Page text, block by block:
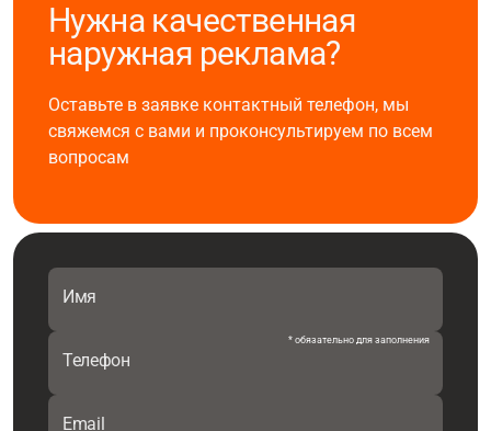
Нужна качественная
наружная реклама?
Оставьте в заявке контактный телефон, мы
свяжемся с вами и проконсультируем по всем
вопросам
Имя
* обязательно для заполнения
Телефон
Email